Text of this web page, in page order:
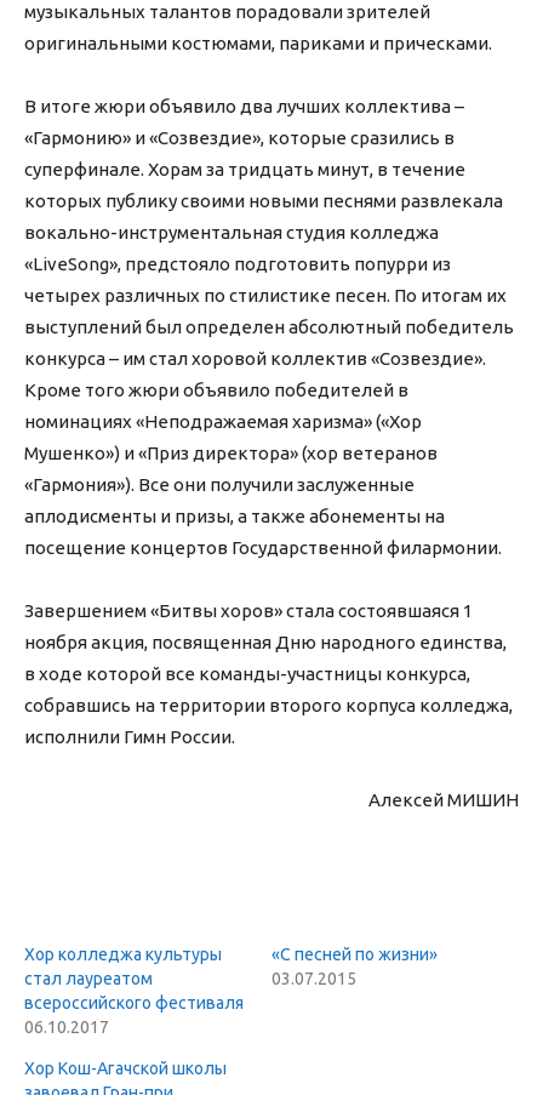
музыкальных талантов порадовали зрителей
оригинальными костюмами, париками и прическами.
В итоге жюри объявило два лучших коллектива –
«Гармонию» и «Созвездие», которые сразились в
суперфинале. Хорам за тридцать минут, в течение
которых публику своими новыми песнями развлекала
вокально-инструментальная студия колледжа
«LiveSong», предстояло подготовить попурри из
четырех различных по стилистике песен. По итогам их
выступлений был определен абсолютный победитель
конкурса – им стал хоровой коллектив «Созвездие».
Кроме того жюри объявило победителей в
номинациях «Неподражаемая харизма» («Хор
Мушенко») и «Приз директора» (хор ветеранов
«Гармония»). Все они получили заслуженные
аплодисменты и призы, а также абонементы на
посещение концертов Государственной филармонии.
Завершением «Битвы хоров» стала состоявшаяся 1
ноября акция, посвященная Дню народного единства,
в ходе которой все команды-участницы конкурса,
собравшись на территории второго корпуса колледжа,
исполнили Гимн России.
Алексей МИШИН
Хор колледжа культуры
стал лауреатом
всероссийского фестиваля
06.10.2017
«С песней по жизни»
03.07.2015
Хор Кош-Агачской школы